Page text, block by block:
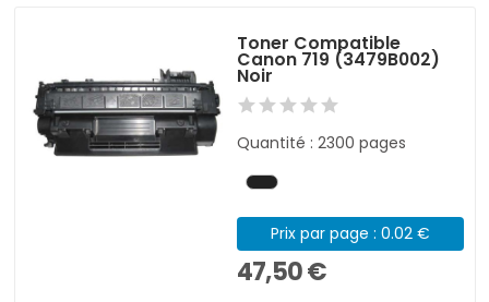
Toner Compatible
Canon 719 (3479B002)
Noir
Quantité : 2300 pages
Prix par page : 0.02 €
47,50 €